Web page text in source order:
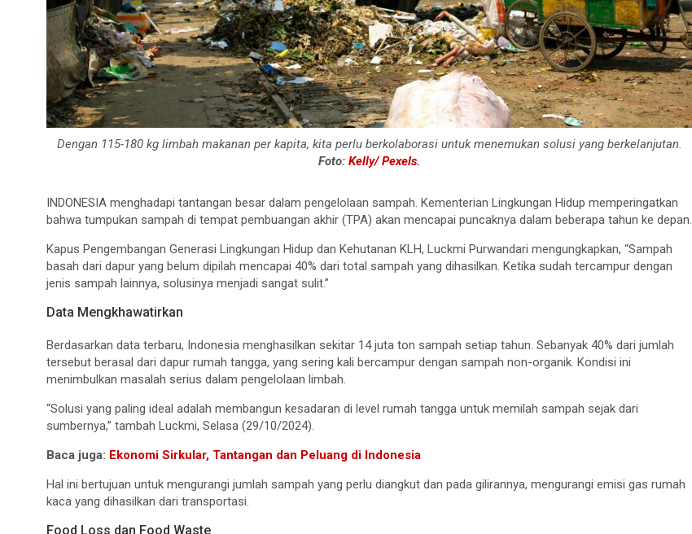
Dengan 115-180 kg limbah makanan per kapita, kita perlu berkolaborasi untuk menemukan solusi yang berkelanjutan.
Foto:Kelly/ Pexels.
INDONESIA menghadapi tantangan besar dalam pengelolaan sampah. Kementerian Lingkungan Hidup memperingatkan
bahwa tumpukan sampah di tempat pembuangan akhir (TPA) akan mencapai puncaknya dalam beberapa tahun ke depan.
Kapus Pengembangan Generasi Lingkungan Hidup dan Kehutanan KLH, Luckmi Purwandari mengungkapkan, “Sampah
basah dari dapur yang belum dipilah mencapai 40% dari total sampah yang dihasilkan. Ketika sudah tercampur dengan
jenis sampah lainnya, solusinya menjadi sangat sulit.”
Data Mengkhawatirkan
Berdasarkan data terbaru, Indonesia menghasilkan sekitar 14 juta ton sampah setiap tahun. Sebanyak 40% dari jumlah
tersebut berasal dari dapur rumah tangga, yang sering kali bercampur dengan sampah non-organik. Kondisi ini
menimbulkan masalah serius dalam pengelolaan limbah.
“Solusi yang paling ideal adalah membangun kesadaran di level rumah tangga untuk memilah sampah sejak dari
sumbernya,” tambah Luckmi, Selasa (29/10/2024).
Baca juga: Ekonomi Sirkular, Tantangan dan Peluang di Indonesia
Hal ini bertujuan untuk mengurangi jumlah sampah yang perlu diangkut dan pada gilirannya, mengurangi emisi gas rumah
kaca yang dihasilkan dari transportasi.
Food Loss dan Food Waste